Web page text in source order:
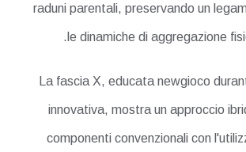
raduni parentali, preservando un
le dinamiche di aggregazione
La fascia X, educata newgioco
innovativa, mostra un approccio
componenti convenzionali con